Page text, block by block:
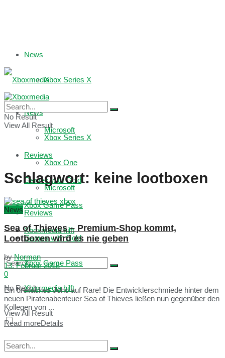
News
Xbox Series X
Microsoft
Reviews
Games with Gold
Xbox Game Pass
Xboxmedia hilft
No Result
View All Result
News
Xbox Series X
Xbox One
Microsoft
Reviews
Games with Gold
Xbox Game Pass
Xboxmedia hilft
No Result
View All Result
Schlagwort: keine lootboxen
News
Sea of Thieves – Premium-Shop kommt,
Lootboxen wird es nie geben
by Norman
13. Februar 2018
0
Ein dreifaches Joho auf Rare! Die Entwicklerschmiede hinter dem
neuen Piratenabenteuer Sea of Thieves ließen nun gegenüber den
Kollegen von ...
Read moreDetails